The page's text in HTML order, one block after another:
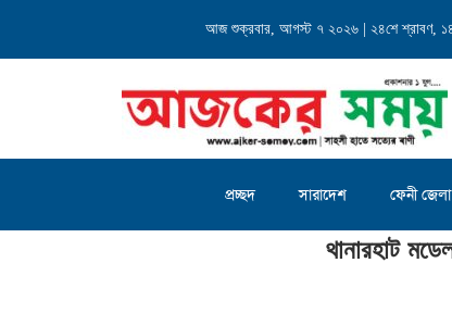
আজ শুক্রবার, আগস্ট ৭ ২০২৬ | ২৪শে শ্রাবণ,
চৌদ্দগ্রাম
প্রচ্ছদ সারাদেশ ফেনী জেলা
থানারহাট মডেল মাদ্রাসার সবক প্রদান অনুষ্ঠান
থানারহাট